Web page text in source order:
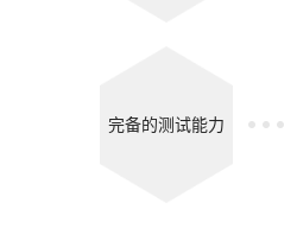
完备的测试能力